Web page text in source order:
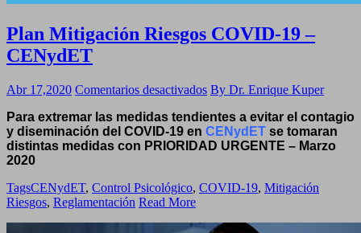
Plan Mitigación Riesgos COVID-19 –
CENydET
Abr 17,2020 Comentarios desactivadosen
Mitigación
Riesgos
COVID-
CENydET
By Dr. Enrique Kuper
Para extremar las medidas tendientes a evitar el contagio
y diseminación del COVID-19 en CENydET se tomaran
distintas medidas con PRIORIDAD URGENTE – Marzo
2020
TagsCENydET, Control Psicológico, COVID-19, Mitigación
Riesgos, Reglamentación Read More